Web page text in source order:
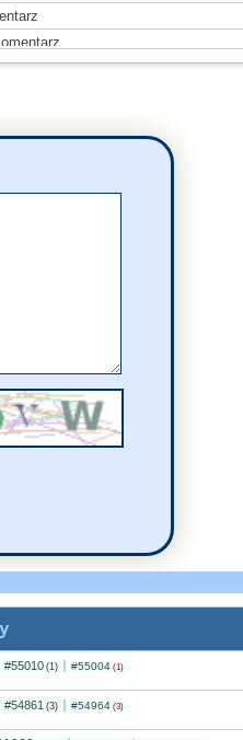
komentarz
#55010 (1) #55004 (1)
#54861 (3) #54964 (3)